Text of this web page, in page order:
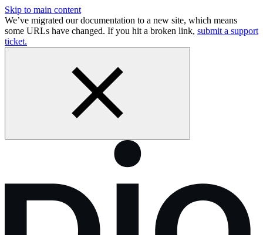
Skip to main content
We’ve migrated our documentation to a new site, which means
some URLs have changed. If you hit a broken link, submit a support
ticket.